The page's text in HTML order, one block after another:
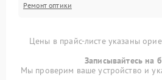
Ремонт оптики
Цены в прайс-листе указаны
Записывайтесь на
Мы проверим ваше устройство и